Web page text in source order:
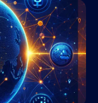
som venter
loven og
har som
utstede en